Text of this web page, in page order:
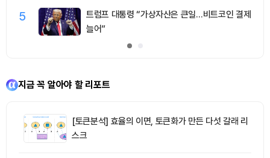
5
트럼프 대통령 “가상자산은 큰일…비트코인 결제
늘어”
지금 꼭 알아야 할 리포트
[토큰분석] 효율의 이면, 토큰화가 만든 다섯 갈래 리
스크